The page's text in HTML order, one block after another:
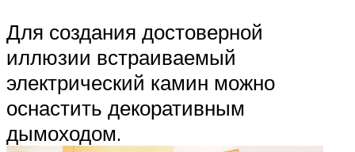
Для создания достоверной
иллюзии встраиваемый
электрический камин можно
оснастить декоративным
дымоходом.